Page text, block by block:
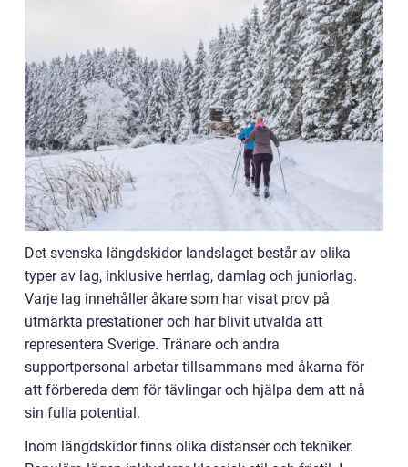
Det svenska längdskidor landslaget består av olika
typer av lag, inklusive herrlag, damlag och juniorlag.
Varje lag innehåller åkare som har visat prov på
utmärkta prestationer och har blivit utvalda att
representera Sverige. Tränare och andra
supportpersonal arbetar tillsammans med åkarna för
att förbereda dem för tävlingar och hjälpa dem att nå
sin fulla potential.
Inom längdskidor finns olika distanser och tekniker.